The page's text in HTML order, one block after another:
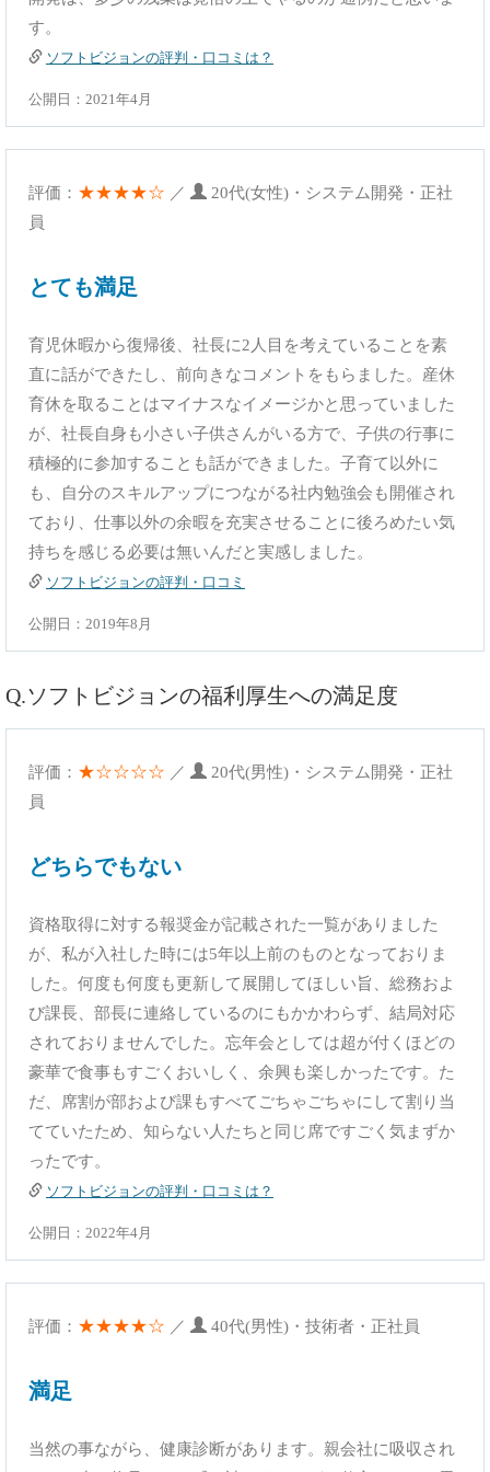
す。
ソフトビジョンの評判・口コミは？
公開日：2021年4月
評価： ★★★★☆ ／
20代(女性)・システム開発・正社
員
とても満足
育児休暇から復帰後、社長に2人目を考えていることを素
直に話ができたし、前向きなコメントをもらました。産休
育休を取ることはマイナスなイメージかと思っていました
が、社長自身も小さい子供さんがいる方で、子供の行事に
積極的に参加することも話ができました。子育て以外に
も、自分のスキルアップにつながる社内勉強会も開催され
ており、仕事以外の余暇を充実させることに後ろめたい気
持ちを感じる必要は無いんだと実感しました。
ソフトビジョンの評判・口コミ
公開日：2019年8月
Q.ソフトビジョンの福利厚生への満足度
評価： ★☆☆☆☆ ／
20代(男性)・システム開発・正社
員
どちらでもない
資格取得に対する報奨金が記載された一覧がありました
が、私が入社した時には5年以上前のものとなっておりま
した。何度も何度も更新して展開してほしい旨、総務およ
び課長、部長に連絡しているのにもかかわらず、結局対応
されておりませんでした。忘年会としては超が付くほどの
豪華で食事もすごくおいしく、余興も楽しかったです。た
だ、席割が部および課もすべてごちゃごちゃにして割り当
てていたため、知らない人たちと同じ席ですごく気まずか
ったです。
ソフトビジョンの評判・口コミは？
公開日：2022年4月
評価： ★★★★☆ ／ 40代(男性)・技術者・正社員
満足
当然の事ながら、健康診断があります。親会社に吸収され